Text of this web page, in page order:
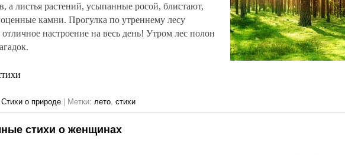
а листья растений, усыпанные росой, блистают,
камни. Прогулка по утреннему лесу
настроение на весь день! Утром лес полон
Стихи о природе | Метки: лето, стихи
стихи о женщинах